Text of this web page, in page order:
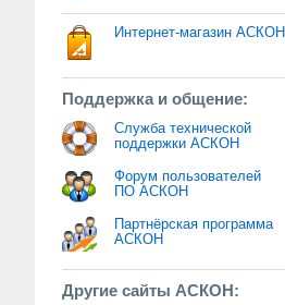
Интернет-магазин АСКОН
Поддержка и общение:
Служба технической
поддержки АСКОН
Форум пользователей
ПО АСКОН
Партнёрская программа
АСКОН
Другие сайты АСКОН: